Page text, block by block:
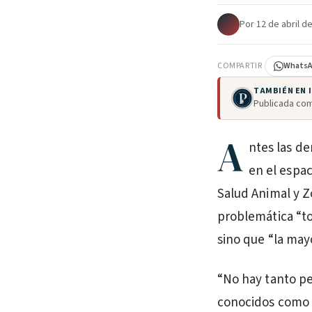
Por·12 de abril
COMPARTIR
TAMBIÉN EN
Publicada
A ntes las
en el
Salud Animal y
problemática
sino que “la
“No hay tanto
conocidos